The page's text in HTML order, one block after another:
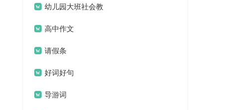
幼儿园大班社会教
案集锦15篇
高中作文
请假条
好词好句
导游词